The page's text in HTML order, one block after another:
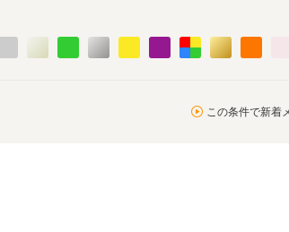
この条件で新着